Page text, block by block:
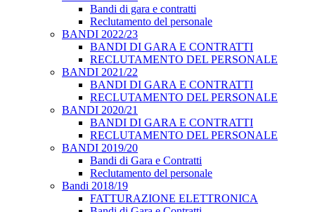
Bandi di gara e contratti
Reclutamento del personale
BANDI 2022/23
BANDI DI GARA E CONTRATTI
RECLUTAMENTO DEL PERSONALE
BANDI 2021/22
BANDI DI GARA E CONTRATTI
RECLUTAMENTO DEL PERSONALE
BANDI 2020/21
BANDI DI GARA E CONTRATTI
RECLUTAMENTO DEL PERSONALE
BANDI 2019/20
Bandi di Gara e Contratti
Reclutamento del personale
Bandi 2018/19
FATTURAZIONE ELETTRONICA